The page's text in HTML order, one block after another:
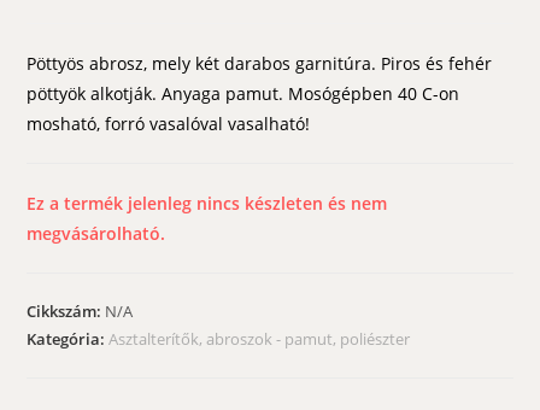
Pöttyös abrosz, mely két darabos garnitúra. Piros és fehér
pöttyök alkotják. Anyaga pamut. Mosógépben 40 C-on
mosható, forró vasalóval vasalható!
Ez a termék jelenleg nincs készleten és nem
megvásárolható.
Cikkszám: N/A
Kategória:Asztalterítők, abroszok - pamut, poliészter